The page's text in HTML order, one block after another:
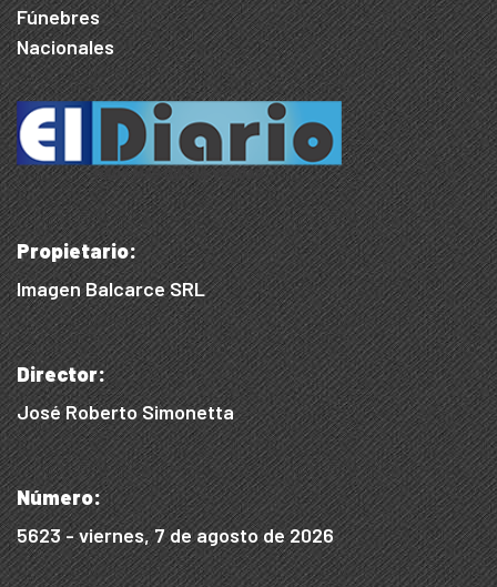
Fúnebres
Nacionales
Propietario:
Imagen Balcarce SRL
Director:
José Roberto Simonetta
Número:
5623 - viernes, 7 de agosto de 2026